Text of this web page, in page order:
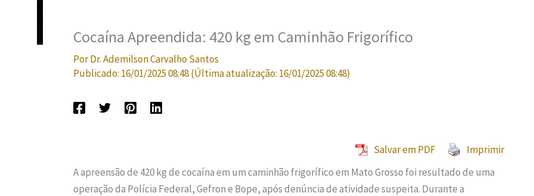
Cocaína Apreendida: 420 kg em Caminhão Frigorífico
PorDr. Ademilson Carvalho Santos
Publicado: 16/01/2025 08:48(Última atualização: 16/01/2025 08:48)
Salvar em PDF
Imprimir
A apreensão de 420 kg de cocaína em um caminhão frigorífico em Mato Grosso foi resultado de uma
operação da Polícia Federal, Gefron e Bope, após denúncia de atividade suspeita. Durante a